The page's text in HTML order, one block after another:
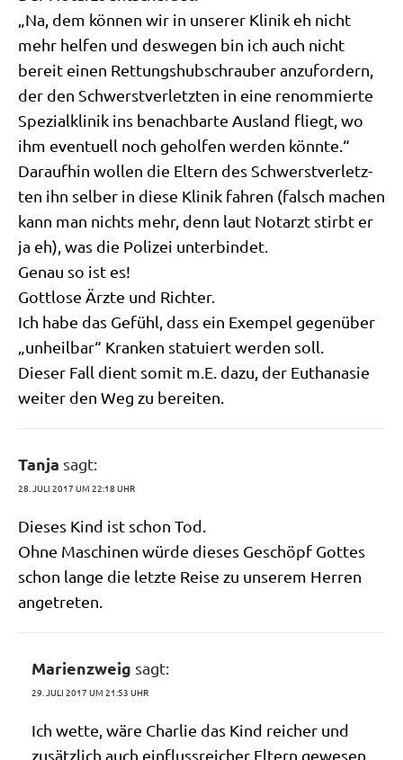
„Na, dem kön­nen wir in unse­rer Kli­nik eh nicht
mehr hel­fen und des­we­gen bin ich auch nicht
bereit einen Ret­tungs­hub­schrau­ber anzu­for­dern,
der den Schwerst­ver­letz­ten in eine renom­mier­te
Spe­zi­al­kli­nik ins benach­bar­te Aus­land fliegt, wo
ihm even­tu­ell noch gehol­fen wer­den könnte.“
Dar­auf­hin wol­len die Eltern des Schwerst­ver­letz­
ten ihn sel­ber in die­se Kli­nik fah­ren (falsch machen
kann man nichts mehr, denn laut Not­arzt stirbt er
ja eh), was die Poli­zei unterbindet.
Genau so ist es!
Gott­lo­se Ärz­te und Richter.
Ich habe das Gefühl, dass ein Exem­pel gegen­über
„unheil­bar“ Kran­ken sta­tu­iert wer­den soll.
Die­ser Fall dient somit m.E. dazu, der Eutha­na­sie
wei­ter den Weg zu bereiten.
Tanja sagt:
28. JULI 2017 UM 22:18 UHR
Die­ses Kind ist schon Tod.
Ohne Maschi­nen wür­de die­ses Geschöpf Got­tes
schon lan­ge die letz­te Rei­se zu unse­rem Her­ren
angetreten.
Marienzweig sagt:
29. JULI 2017 UM 21:53 UHR
Ich wet­te, wäre Char­lie das Kind rei­cher und
zusätz­lich auch ein­fluss­rei­cher Eltern gewe­sen,